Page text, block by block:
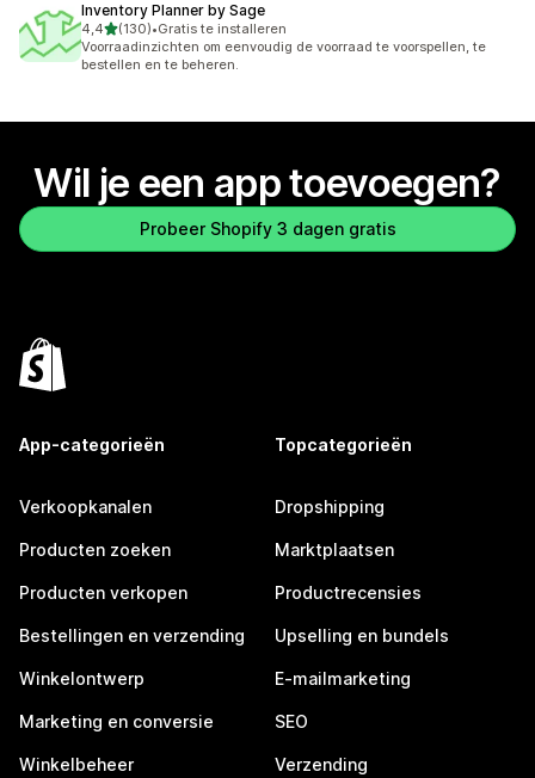
Inventory Planner by Sage
4,4van 5 sterren
(130)
130 recensies in totaal
•Gratis te installeren
Voorraadinzichten om eenvoudig de voorraad te voorspellen, te
bestellen en te beheren.
Wil je een app toevoegen?
Probeer Shopify 3 dagen gratis
App-categorieën
Verkoopkanalen
Producten zoeken
Producten verkopen
Bestellingen en verzending
Winkelontwerp
Marketing en conversie
Winkelbeheer
Topcategorieën
Dropshipping
Marktplaatsen
Productrecensies
Upselling en bundels
E-mailmarketing
SEO
Verzending